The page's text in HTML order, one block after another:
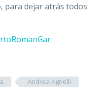
para dejar atrás todos
Andrea Agnelli